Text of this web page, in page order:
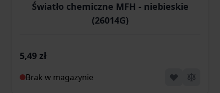
Światło chemiczne MFH - niebieskie
(26014G)
5,49 zł
Brak w magazynie